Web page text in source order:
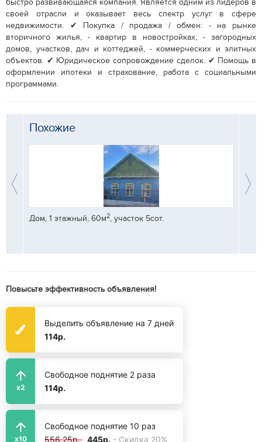
быстро развивающаяся компания. Является одним из лидеров в
своей отрасли и оказывает весь спектр услуг в сфере
недвижимости. ✔ Покупка / продажа / обмен: - на рынке
вторичного жилья, - квартир в новостройках, - загородных
домов, участков, дач и коттеджей, - коммерческих и элитных
объектов. ✔ Юридическое сопровождение сделок. ✔ Помощь в
оформлении ипотеки и страхование, работа с социальными
программами.
Похожие
Дом, 1 этажный, 60м2, участок 5сот.
Повысьте эффективность объявления!
Выделить объявление на 7 дней
114р.
x2
Свободное поднятие 2 раза
114р.
x10
Свободное поднятие 10 раз
556.25р. 445р. - Скидка 20%